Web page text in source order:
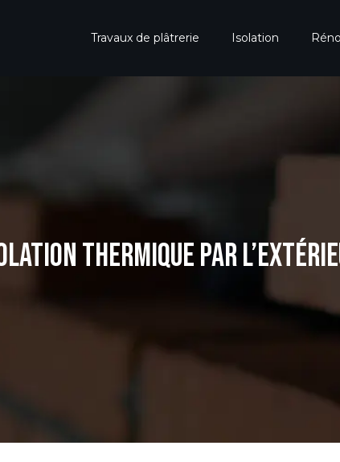
Travaux de plâtrerie Isolation
THERMIQUE PAR